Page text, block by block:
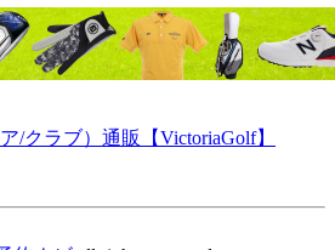
/クラブ）通販【VictoriaGolf】